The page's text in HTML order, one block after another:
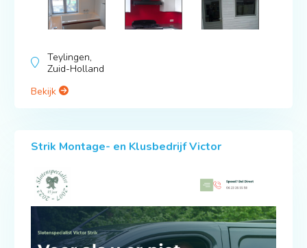
Teylingen,
Zuid-Holland
Bekijk
Strik Montage- en Klusbedrijf Victor